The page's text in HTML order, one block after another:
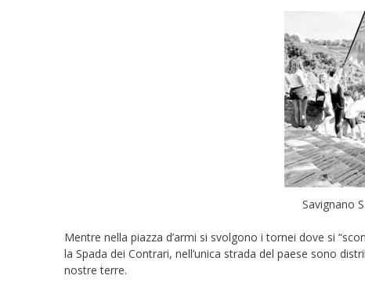
Savignano
Mentre nella piazza d’armi si svolgono i tornei dove si
la Spada dei Contrari, nell’unica strada del paese sono
nostre terre.